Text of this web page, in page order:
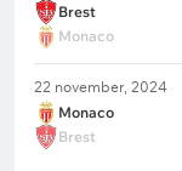
Brest
Monaco
22 november, 2024
Monaco
Brest